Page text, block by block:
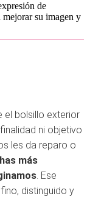
de
mejorar su imagen y
el bolsillo exterior
ni objetivo
les da reparo o
más
. Ese
distinguido y